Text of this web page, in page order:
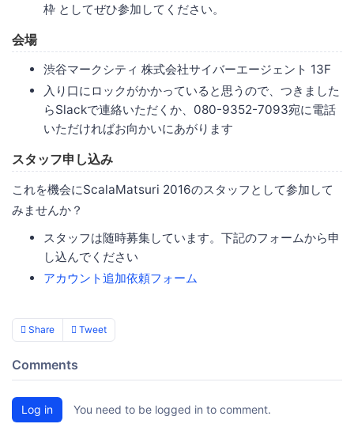
枠 としてぜひ参加してください。
会場
渋谷マークシティ 株式会社サイバーエージェント 13F
入り口にロックがかかっていると思うので、つきました
らSlackで連絡いただくか、080-9352-7093宛に電話
いただければお向かいにあがります
スタッフ申し込み
これを機会にScalaMatsuri 2016のスタッフとして参加して
みませんか？
スタッフは随時募集しています。下記のフォームから申
し込んでください
アカウント追加依頼フォーム
Share Tweet
Comments
Log in You need to be logged in to comment.